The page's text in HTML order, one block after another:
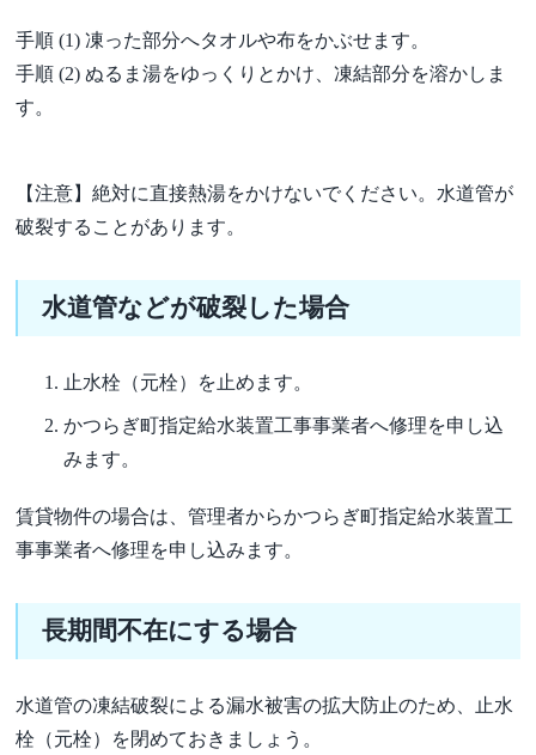
手順 (1) 凍った部分へタオルや布をかぶせます。
手順 (2) ぬるま湯をゆっくりとかけ、凍結部分を溶かしま
す。
【注意】絶対に直接熱湯をかけないでください。水道管が
破裂することがあります。
水道管などが破裂した場合
止水栓（元栓）を止めます。
かつらぎ町指定給水装置工事事業者へ修理を申し込
みます。
賃貸物件の場合は、管理者からかつらぎ町指定給水装置工
事事業者へ修理を申し込みます。
長期間不在にする場合
水道管の凍結破裂による漏水被害の拡大防止のため、止水
栓（元栓）を閉めておきましょう。